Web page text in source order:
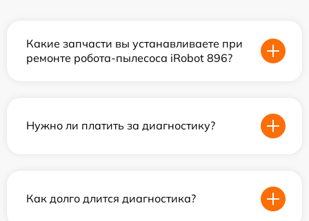
Какие запчасти вы устанавливаете при
ремонте робота-пылесоса iRobot 896?
Нужно ли платить за диагностику?
Как долго длится диагностика?